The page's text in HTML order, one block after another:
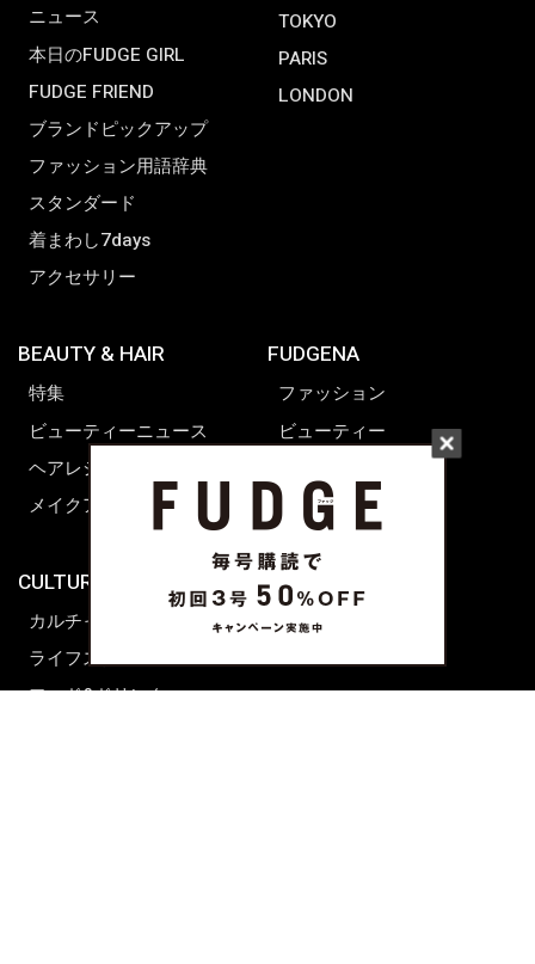
ニュース
本日のFUDGE GIRL
FUDGE FRIEND
ブランドピックアップ
ファッション用語辞典
スタンダード
着まわし7days
アクセサリー
TOKYO
PARIS
LONDON
BEAUTY & HAIR
特集
ビューティーニュース
ヘアレシピ ストーリーズ
メイクアップティップス
CULTURE & LIFE
カルチャー
ライフスタイル
フード&ドリンク
FUDGENA
ファッション
ビューティー
ライフスタイル